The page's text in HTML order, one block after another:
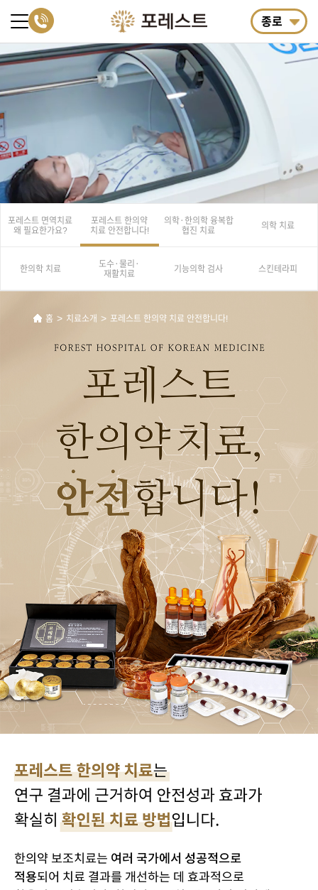
종로
포레스트 면역치료
왜 필요한가요?
포레스트 한의약
치료 안전합니다!
의학·한의학 융복합
협진 치료
의학 치료
한의학 치료
도수·물리·
재활치료
기능의학 검사 스킨테라피
홈 > 치료소개 > 포레스트 한의약 치료 안전합니다!